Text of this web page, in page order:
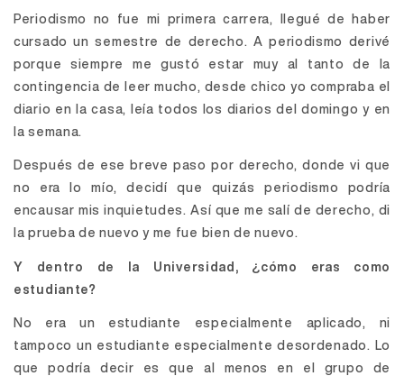
Periodismo no fue mi primera carrera, llegué de haber
cursado un semestre de derecho. A periodismo derivé
porque siempre me gustó estar muy al tanto de la
contingencia de leer mucho, desde chico yo compraba el
diario en la casa, leía todos los diarios del domingo y en
la semana.
Después de ese breve paso por derecho, donde vi que
no era lo mío, decidí que quizás periodismo podría
encausar mis inquietudes. Así que me salí de derecho, di
la prueba de nuevo y me fue bien de nuevo.
Y dentro de la Universidad, ¿cómo eras como
estudiante?
No era un estudiante especialmente aplicado, ni
tampoco un estudiante especialmente desordenado. Lo
que podría decir es que al menos en el grupo de